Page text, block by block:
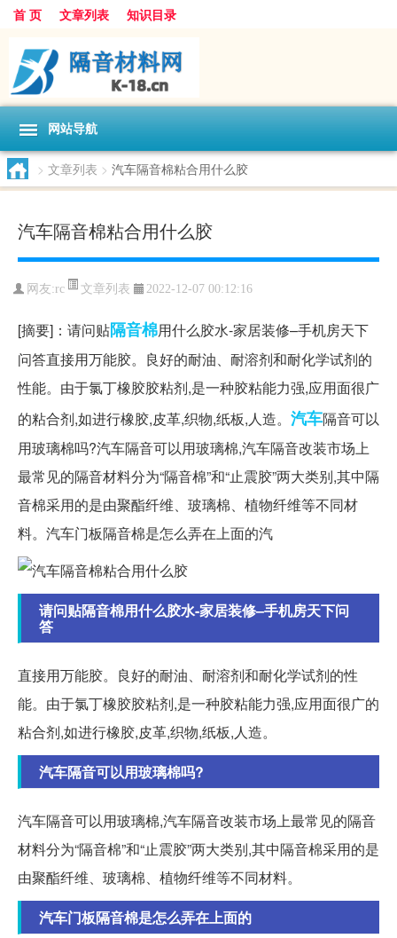
首 页 文章列表 知识目录
网站导航
> 文章列表 > 汽车隔音棉粘合用什么胶
汽车隔音棉粘合用什么胶
网友:rc 文章列表 2022-12-07 00:12:16
[摘要]：请问贴隔音棉用什么胶水-家居装修–手机房天下
问答直接用万能胶。良好的耐油、耐溶剂和耐化学试剂的
性能。由于氯丁橡胶胶粘剂,是一种胶粘能力强,应用面很广
的粘合剂,如进行橡胶,皮革,织物,纸板,人造。 汽车隔音可以
用玻璃棉吗?汽车隔音可以用玻璃棉,汽车隔音改装市场上
最常见的隔音材料分为“隔音棉”和“止震胶”两大类别,其中隔
音棉采用的是由聚酯纤维、玻璃棉、植物纤维等不同材
料。汽车门板隔音棉是怎么弄在上面的汽
请问贴隔音棉用什么胶水-家居装修–手机房天下问
答
直接用万能胶。良好的耐油、耐溶剂和耐化学试剂的性
能。由于氯丁橡胶胶粘剂,是一种胶粘能力强,应用面很广的
粘合剂,如进行橡胶,皮革,织物,纸板,人造。
汽车隔音可以用玻璃棉吗?
汽车隔音可以用玻璃棉,汽车隔音改装市场上最常见的隔音
材料分为“隔音棉”和“止震胶”两大类别,其中隔音棉采用的是
由聚酯纤维、玻璃棉、植物纤维等不同材料。
汽车门板隔音棉是怎么弄在上面的